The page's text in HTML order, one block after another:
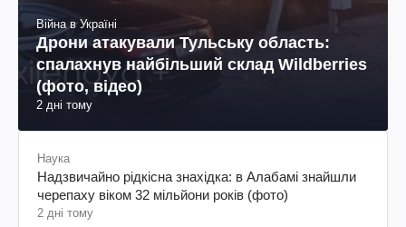
Війна в Україні
Дрони атакували Тульську область:
спалахнув найбільший склад Wildberries
(фото, відео)
2 дні тому
Наука
Надзвичайно рідкісна знахідка: в Алабамі знайшли
черепаху віком 32 мільйони років (фото)
2 дні тому